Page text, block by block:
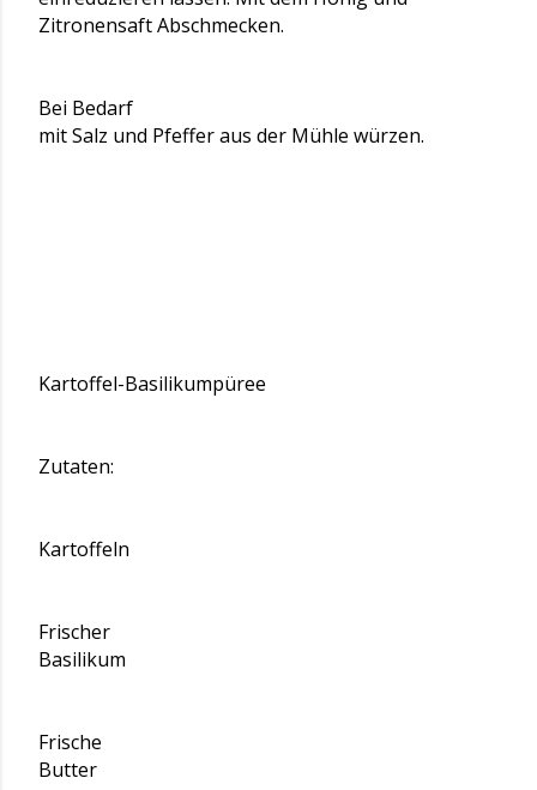
Zitronensaft Abschmecken.
Bei Bedarf
mit Salz und Pfeffer aus der Mühle würzen.
Kartoffel-Basilikumpüree
Zutaten:
Kartoffeln
Frischer
Basilikum
Frische
Butter